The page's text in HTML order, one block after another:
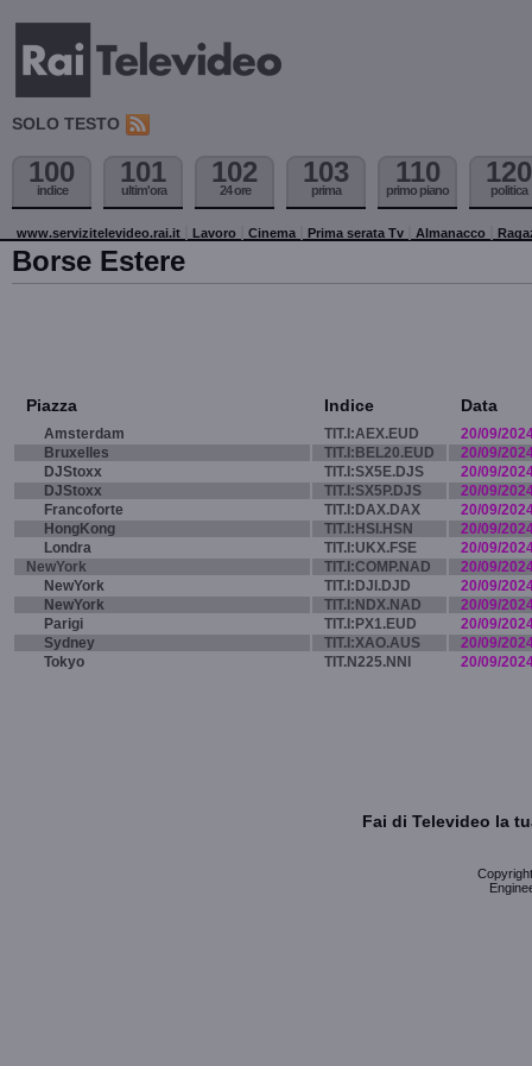
SOLO TESTO
100
indice
101
ultim'ora
102
24 ore
103
prima
110
primo piano
120
politica
www.servizitelevideo.rai.it Lavoro Cinema Prima serata Tv Almanacco
Borse Estere
Piazza Indice Data
Amsterdam TIT.I:AEX.EUD
20/09/
Bruxelles
TIT.I:BEL20.EUD
20/09/
DJStoxx
TIT.I:SX5E.DJS
20/09/
DJStoxx
TIT.I:SX5P.DJS
20/09/
Francoforte
TIT.I:DAX.DAX
20/09/
HongKong
TIT.I:HSI.HSN
20/09/
Londra
TIT.I:UKX.FSE
20/09/
NewYork
TIT.I:COMP.NAD
20/09/
NewYork
TIT.I:DJI.DJD
20/09/
NewYork
TIT.I:NDX.NAD
20/09/
Parigi
TIT.I:PX1.EUD
20/09/
Sydney
TIT.I:XAO.AUS
20/09/
Tokyo
TIT.N225.NNI 20/09/
Fai di Televideo la